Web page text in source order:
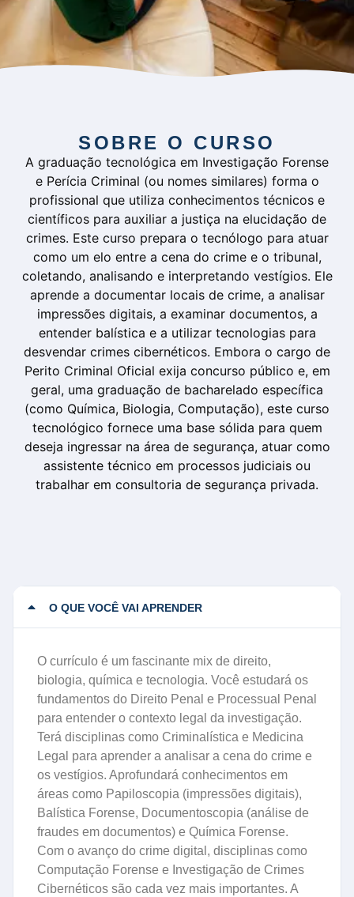
SOBRE O CURSO
A graduação tecnológica em Investigação Forense
e Perícia Criminal (ou nomes similares) forma o
profissional que utiliza conhecimentos técnicos e
científicos para auxiliar a justiça na elucidação de
crimes. Este curso prepara o tecnólogo para atuar
como um elo entre a cena do crime e o tribunal,
coletando, analisando e interpretando vestígios. Ele
aprende a documentar locais de crime, a analisar
impressões digitais, a examinar documentos, a
entender balística e a utilizar tecnologias para
desvendar crimes cibernéticos. Embora o cargo de
Perito Criminal Oficial exija concurso público e, em
geral, uma graduação de bacharelado específica
(como Química, Biologia, Computação), este curso
tecnológico fornece uma base sólida para quem
deseja ingressar na área de segurança, atuar como
assistente técnico em processos judiciais ou
trabalhar em consultoria de segurança privada.
O QUE VOCÊ VAI APRENDER
O currículo é um fascinante mix de direito,
biologia, química e tecnologia. Você estudará os
fundamentos do Direito Penal e Processual Penal
para entender o contexto legal da investigação.
Terá disciplinas como Criminalística e Medicina
Legal para aprender a analisar a cena do crime e
os vestígios. Aprofundará conhecimentos em
áreas como Papiloscopia (impressões digitais),
Balística Forense, Documentoscopia (análise de
fraudes em documentos) e Química Forense.
Com o avanço do crime digital, disciplinas como
Computação Forense e Investigação de Crimes
Cibernéticos são cada vez mais importantes. A